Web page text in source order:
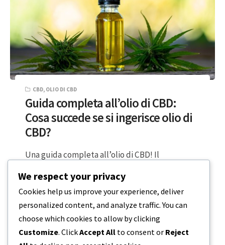
CBD, OLIO DI CBD
Guida completa all’olio di CBD:
Cosa succede se si ingerisce olio di
CBD?
Una guida completa all’olio di CBD! Il
che si trova naturalmente in piante…
5 MINUTI DI LETTURA 20 DICEMBRE 2023
We respect your privacy
Cookies help us improve your experience, deliver
personalized content, and analyze traffic. You can
choose which cookies to allow by clicking
Customize. ClickAccept All to consent or Reject